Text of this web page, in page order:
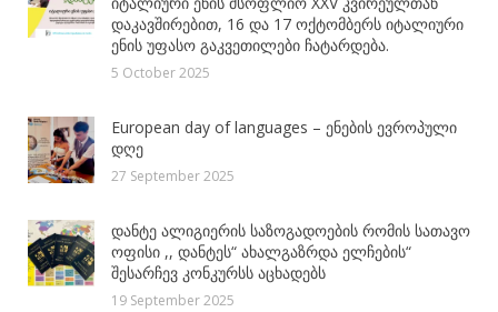
დაკავშირებით, 16 და 17 ოქტომბერს იტალიური
ენის უფასო გაკვეთილები ჩატარდება.
5 October 2025
European day of languages – ენების ევროპული
დღე
27 September 2025
დანტე ალიგიერის საზოგადოების რომის სათავო
ოფისი ,, დანტეს“ ახალგაზრდა ელჩების“
შესარჩევ კონკურსს აცხადებს
19 September 2025